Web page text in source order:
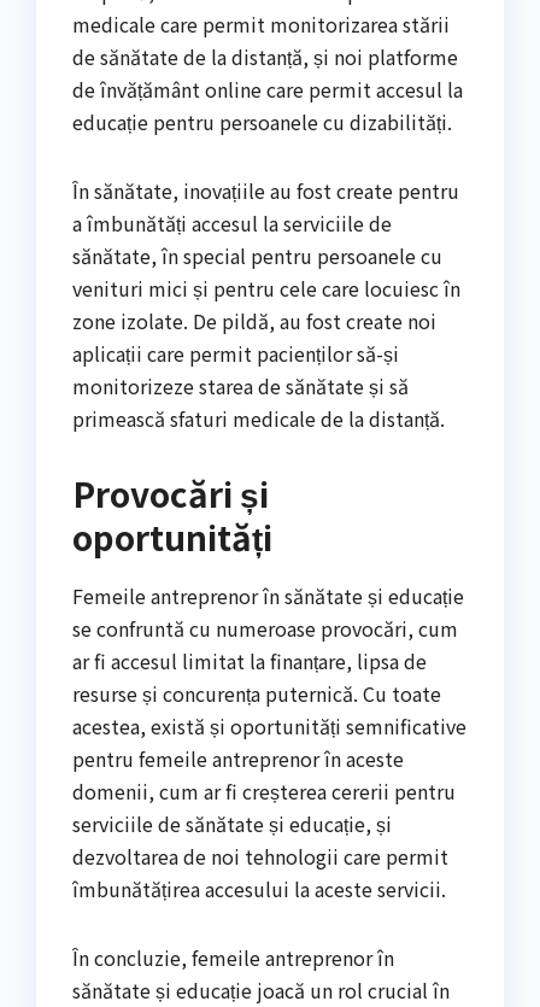
medicale care permit monitorizarea stării
de sănătate de la distanță, și noi platforme
de învățământ online care permit accesul la
educație pentru persoanele cu dizabilități.
În sănătate, inovațiile au fost create pentru
a îmbunătăți accesul la serviciile de
sănătate, în special pentru persoanele cu
venituri mici și pentru cele care locuiesc în
zone izolate. De pildă, au fost create noi
aplicații care permit pacienților să-și
monitorizeze starea de sănătate și să
primească sfaturi medicale de la distanță.
Provocări și
oportunități
Femeile antreprenor în sănătate și educație
se confruntă cu numeroase provocări, cum
ar fi accesul limitat la finanțare, lipsa de
resurse și concurența puternică. Cu toate
acestea, există și oportunități semnificative
pentru femeile antreprenor în aceste
domenii, cum ar fi creșterea cererii pentru
serviciile de sănătate și educație, și
dezvoltarea de noi tehnologii care permit
îmbunătățirea accesului la aceste servicii.
În concluzie, femeile antreprenor în
sănătate și educație joacă un rol crucial în